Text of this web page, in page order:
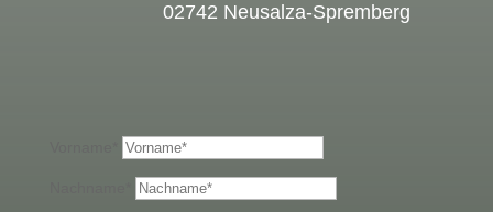
02742 Neusalza-Spremberg